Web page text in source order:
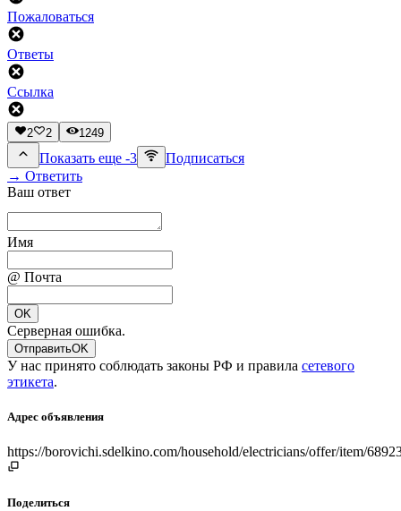
Пожаловаться
Ответы
Ссылка
2 2 1249
Показать еще -3
Подписаться
→ Ответить
Ваш ответ
Имя
@ Почта
OK
Серверная ошибка.
ОтправитьOK
У нас принято соблюдать законы РФ и правила сетевого
этикета.
Адрес объявления
https://borovichi.sdelkino.com/household/electricians/offer/item/
Поделиться